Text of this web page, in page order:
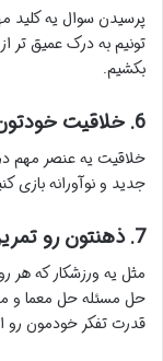
پرسیدن سوال یه
تونیم به درک عمیق تر
بکشیم.
6. خلاقیت خودتون رو شکوفا کنید:
خلاقیت یه عنصر مهم
جدید و نوآورانه بازی
7. ذهنتون رو تمرین بدید:
مثل یه ورزشکار که هر
حل مسئله حل معما و
قدرت تفکر خودمون رو